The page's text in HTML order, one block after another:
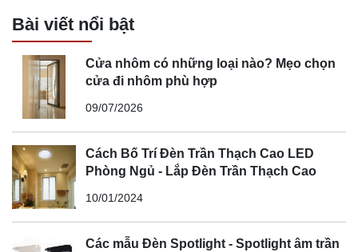
Bài viết nổi bật
Cửa nhôm có những loại nào? Mẹo chọn
cửa đi nhôm phù hợp
09/07/2026
Cách Bố Trí Đèn Trần Thạch Cao LED
Phòng Ngủ - Lắp Đèn Trần Thạch Cao
10/01/2024
Các mẫu Đèn Spotlight - Spotlight âm trần